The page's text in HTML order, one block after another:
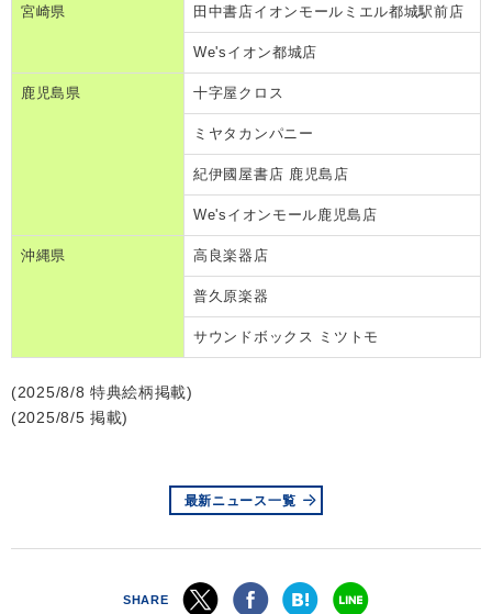
宮崎県 田中書店イオンモールミエル都城駅前店
We'sイオン都城店
鹿児島県 十字屋クロス
ミヤタカンパニー
紀伊國屋書店 鹿児島店
We'sイオンモール鹿児島店
沖縄県 高良楽器店
普久原楽器
サウンドボックス ミツトモ
(2025/8/8 特典絵柄掲載)
(2025/8/5 掲載)
最新ニュース一覧
SHARE